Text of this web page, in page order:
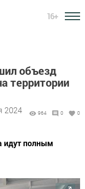
16+
объезд
территории
2024
964 0 0
идут полным